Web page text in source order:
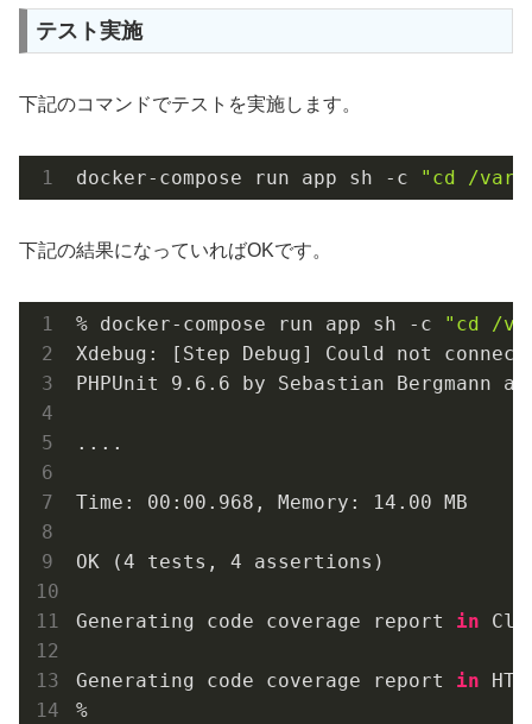
テスト実施
下記のコマンドでテストを実施します。
docker-compose run app sh -c "cd /var/
下記の結果になっていればOKです。
% docker-compose run app sh -c
"cd /
Xdebug: [Step Debug] Could not
PHPUnit 9.6.6 by Sebastian Bergmann
....
Time: 00:00.968, Memory: 14.00 MB
OK (4 tests, 4 assertions)
Generating code coverage report in
Generating code coverage report in